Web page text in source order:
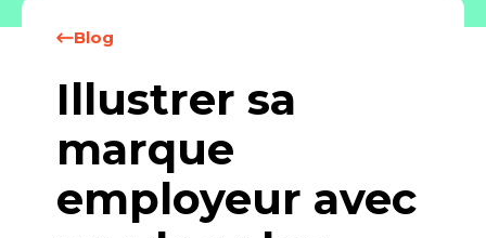
Blog
Illustrer sa
marque
employeur avec